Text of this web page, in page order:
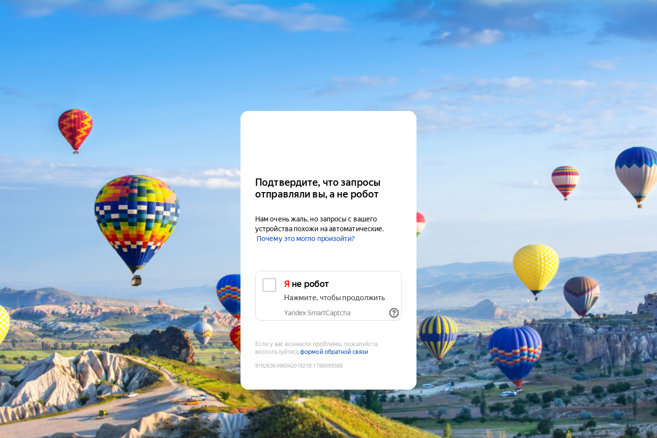
Подтвердите, что запросы
отправляли вы, а не робот
Нам очень жаль, но запросы с вашего
устройства похожи на автоматические.
Почему это могло произойти?
Я не робот
Нажмите, чтобы продолжить
Yandex SmartCaptcha
Если у вас возникли проблемы, пожалуйста,
воспользуйтесьформой обратной связи
9182636496042018218:1786099388